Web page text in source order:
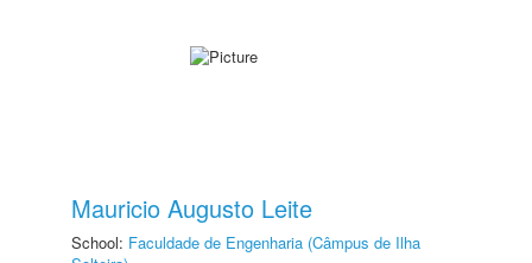
Mauricio Augusto Leite
School: Faculdade de Engenharia (Câmpus de Ilha